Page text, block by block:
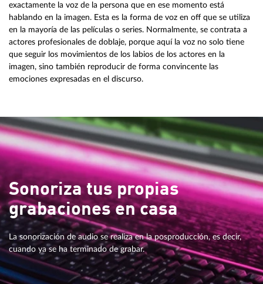
exactamente la voz de la persona que en ese momento está
hablando en la imagen. Esta es la forma de voz en off que se utiliza
en la mayoría de las películas o series. Normalmente, se contrata a
actores profesionales de doblaje, porque aquí la voz no solo tiene
que seguir los movimientos de los labios de los actores en la
imagen, sino también reproducir de forma convincente las
emociones expresadas en el discurso.
Sonoriza tus propias
grabaciones en casa
La sonorización de audio se realiza en la posproducción, es decir,
cuando ya se ha terminado de grabar.